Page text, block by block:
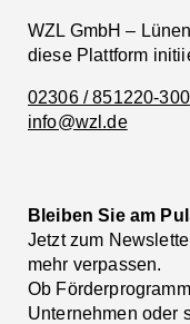
WZL GmbH –
diese Plattform
02306 / 851220-300
info@wzl.de
Bleiben Sie am
Jetzt zum
mehr verpassen.
Ob
Unternehmen oder